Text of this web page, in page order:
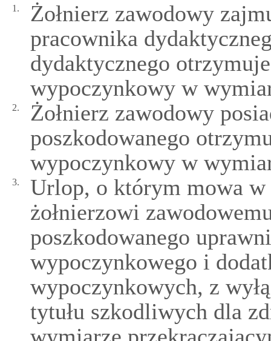
1.
Żołnierz zawodowy
pracownika
dydaktycznego
wypoczynkowy w
2.
Żołnierz zawodowy
poszkodowanego
wypoczynkowy w
3.
Urlop, o którym mowa w
żołnierzowi
poszkodowanego
wypoczynkowego i
wypoczynkowych, z
tytułu szkodliwych dla